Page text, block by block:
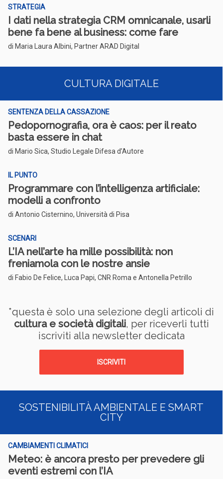
STRATEGIA
I dati nella strategia CRM omnicanale, usarli
bene fa bene al business: come fare
di Maria Laura Albini, Partner ARAD Digital
CULTURA DIGITALE
SENTENZA DELLA CASSAZIONE
Pedopornografia, ora è caos: per il reato
basta essere in chat
di Mario Sica, Studio Legale Difesa d’Autore
IL PUNTO
Programmare con l’intelligenza artificiale:
modelli a confronto
di Antonio Cisternino, Università di Pisa
SCENARI
L’IA nell’arte ha mille possibilità: non
freniamola con le nostre ansie
di Fabio De Felice, Luca Papi, CNR Roma e Antonella Petrillo
*questa è solo una selezione degli articoli di
cultura e società digitali, per riceverli tutti
iscriviti alla newsletter dedicata
ISCRIVITI
SOSTENIBILITÀ AMBIENTALE E SMART
CITY
CAMBIAMENTI CLIMATICI
Meteo: è ancora presto per prevedere gli
eventi estremi con l’IA